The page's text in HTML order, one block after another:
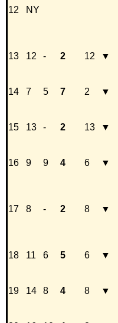
12 NY
13 12 - 2 12 ▼
14 7 5 7 2 ▼
15 13 - 2 13 ▼
16 9 9 4 6 ▼
17 8 - 2 8 ▼
18 11 6 5 6 ▼
19 14 8 4 8 ▼